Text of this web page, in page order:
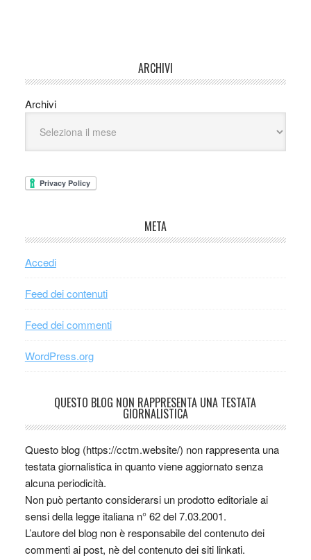
ARCHIVI
Archivi
META
Accedi
Feed dei contenuti
Feed dei commenti
WordPress.org
QUESTO BLOG NON RAPPRESENTA UNA TESTATA
GIORNALISTICA
Questo blog (https://cctm.website/) non rappresenta una
testata giornalistica in quanto viene aggiornato senza
alcuna periodicità.
Non può pertanto considerarsi un prodotto editoriale ai
sensi della legge italiana n° 62 del 7.03.2001.
L’autore del blog non è responsabile del contenuto dei
commenti ai post, nè del contenuto dei siti linkati.